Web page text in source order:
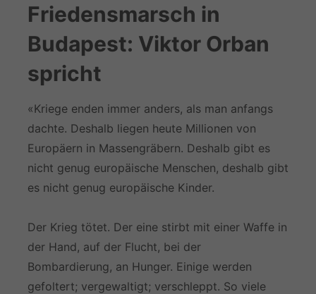
Friedensmarsch in
Budapest: Viktor Orban
spricht
«Kriege enden immer anders, als man anfangs
dachte. Deshalb liegen heute Millionen von
Europäern in Massengräbern. Deshalb gibt es
nicht genug europäische Menschen, deshalb gibt
es nicht genug europäische Kinder.
Der Krieg tötet. Der eine stirbt mit einer Waffe in
der Hand, auf der Flucht, bei der
Bombardierung, an Hunger. Einige werden
gefoltert; vergewaltigt; verschleppt. So viele